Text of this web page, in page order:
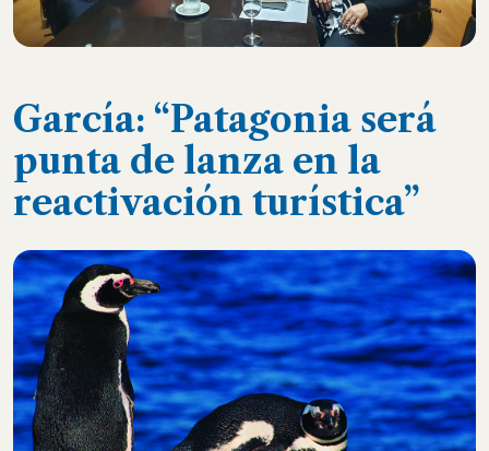
García: “Patagonia será
punta de lanza en la
reactivación turística”